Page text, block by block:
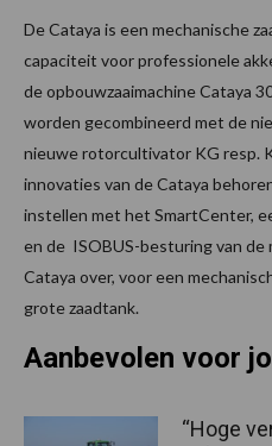
De Cataya is een mechanische
capaciteit voor professionele
de opbouwzaaimachine Cataya
worden gecombineerd met de
nieuwe rotorcultivator KG resp.
innovaties van de Cataya
instellen met het SmartCenter,
en de ISOBUS-besturing van de
Cataya over, voor een
grote zaadtank.
Aanbevolen voor
“Hoge